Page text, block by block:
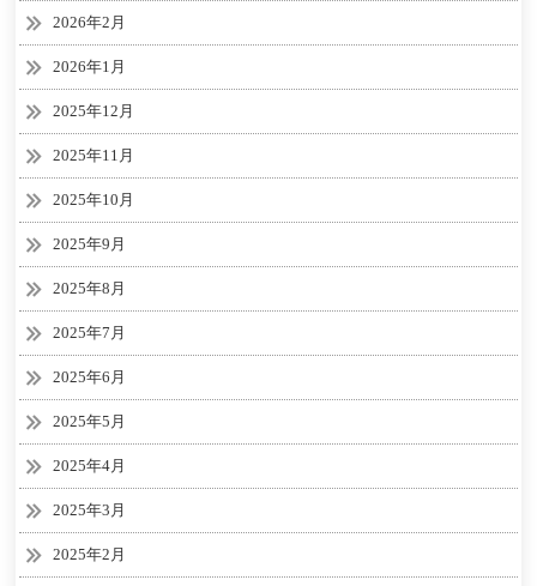
2026年2月
2026年1月
2025年12月
2025年11月
2025年10月
2025年9月
2025年8月
2025年7月
2025年6月
2025年5月
2025年4月
2025年3月
2025年2月